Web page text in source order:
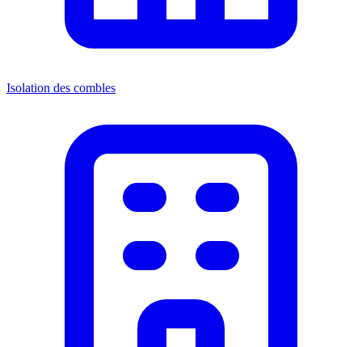
Isolation des combles